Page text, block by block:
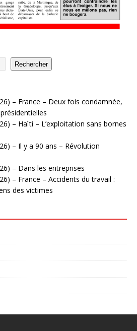
Rechercher
– France – Deux fois condamnée,
– Haïti – L’exploitation sans bornes
– Il y a 90 ans – Révolution
– Dans les entreprises
– France – Accidents du travail :
des victimes